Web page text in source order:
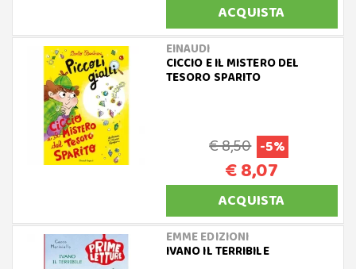
ACQUISTA
EINAUDI
CICCIO E IL MISTERO DEL
TESORO SPARITO
€ 8,50 -5%
€ 8,07
ACQUISTA
EMME EDIZIONI
IVANO IL TERRIBILE